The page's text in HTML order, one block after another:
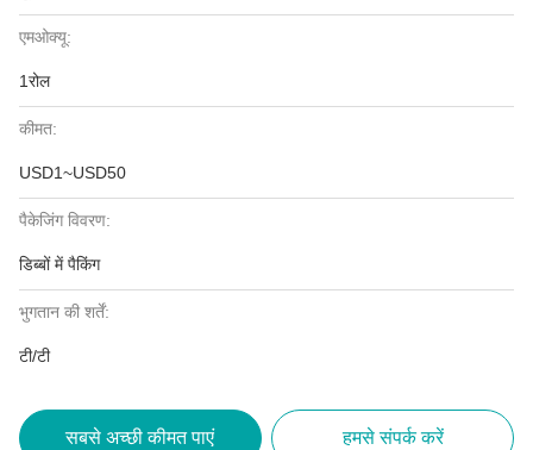
एमओक्यू:
1रोल
कीमत:
USD1~USD50
पैकेजिंग विवरण:
डिब्बों में पैकिंग
भुगतान की शर्तें:
टी/टी
सबसे अच्छी कीमत पाएं हमसे संपर्क करें